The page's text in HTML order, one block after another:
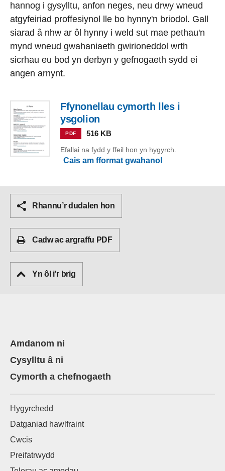
hannog i gysylltu, anfon neges, neu drwy wneud
atgyfeiriad proffesiynol lle bo hynny'n briodol. Gall
siarad â nhw ar ôl hynny i weld sut mae pethau'n
mynd wneud gwahaniaeth gwirioneddol wrth
sicrhau eu bod yn derbyn y gefnogaeth sydd ei
angen arnynt.
Ffynonellau cymorth lles i
ysgolion
PDF 516 KB
Efallai na fydd y ffeil hon yn hygyrch.
Cais am fformat gwahanol
Rhannu’r dudalen hon
Cadw ac argraffu PDF
Yn ôl i'r brig
Amdanom ni
Cysylltu â ni
Cymorth a chefnogaeth
Hygyrchedd
Datganiad hawlfraint
Cwcis
Preifatrwydd